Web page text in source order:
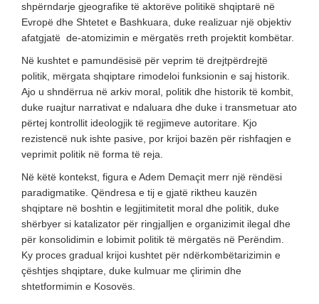
shpërndarje gjeografike të aktorëve politikë shqiptarë në
Evropë dhe Shtetet e Bashkuara, duke realizuar një objektiv
afatgjatë de-atomizimin e mërgatës rreth projektit kombëtar.
Në kushtet e pamundësisë për veprim të drejtpërdrejtë
politik, mërgata shqiptare rimodeloi funksionin e saj historik.
Ajo u shndërrua në arkiv moral, politik dhe historik të kombit,
duke ruajtur narrativat e ndaluara dhe duke i transmetuar ato
përtej kontrollit ideologjik të regjimeve autoritare. Kjo
rezistencë nuk ishte pasive, por krijoi bazën për rishfaqjen e
veprimit politik në forma të reja.
Në këtë kontekst, figura e Adem Demaçit merr një rëndësi
paradigmatike. Qëndresa e tij e gjatë riktheu kauzën
shqiptare në boshtin e legjitimitetit moral dhe politik, duke
shërbyer si katalizator për ringjalljen e organizimit ilegal dhe
për konsolidimin e lobimit politik të mërgatës në Perëndim.
Ky proces gradual krijoi kushtet për ndërkombëtarizimin e
çështjes shqiptare, duke kulmuar me çlirimin dhe
shtetformimin e Kosovës.